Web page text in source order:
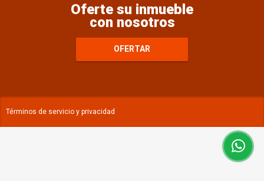
Oferte su inmueble
con nosotros
OFERTAR
Términos de servicio y privacidad